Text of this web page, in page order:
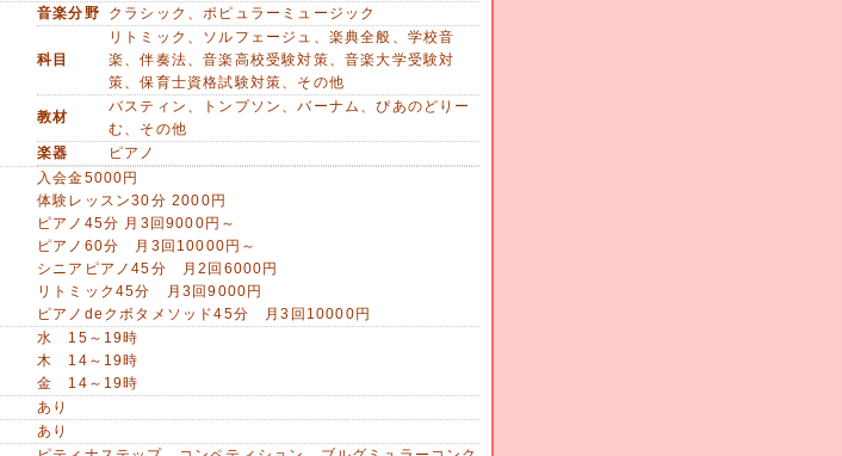
音楽分野 クラシック、ポピュラーミュージック
科目
リトミック、ソルフェージュ、楽典全般、学校音
楽、伴奏法、音楽高校受験対策、音楽大学受験対
策、保育士資格試験対策、その他
教材
バスティン、トンプソン、バーナム、ぴあのどりー
む、その他
楽器
ピアノ
入会金5000円
体験レッスン30分 2000円
ピアノ45分 月3回9000円～
ピアノ60分 月3回10000円～
シニアピアノ45分 月2回6000円
リトミック45分 月3回9000円
ピアノdeクボタメソッド45分 月3回10000円
水 15～19時
木 14～19時
金 14～19時
あり
あり